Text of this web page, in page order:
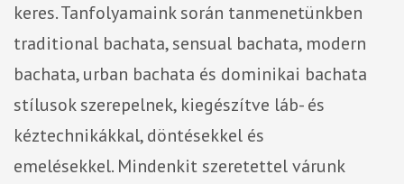
keres. Tanfolyamaink során tanmenetünkben
traditional bachata, sensual bachata, modern
bachata, urban bachata és dominikai bachata
stílusok szerepelnek, kiegészítve láb- és
kéztechnikákkal, döntésekkel és
emelésekkel. Mindenkit szeretettel várunk